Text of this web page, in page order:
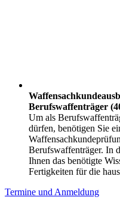
Berufswaffenträger
Um als
dürfen, benötigen Sie
Berufswaffenträger. In
Ihnen das benötigte
Fertigkeiten für die
Termine und Anmeldung